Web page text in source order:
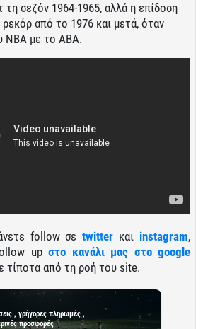
τη σεζόν 1964-1965, αλλά η επίδοση
από το 1976 και μετά, όταν
ΝΒΑ με το ΑΒΑ.
follow σεtwitter και instagram,
upστο κανάλι μας στο google
τίποτα από τη ροή του site.
, γρήγορες πληρωμές ,
προσφορές